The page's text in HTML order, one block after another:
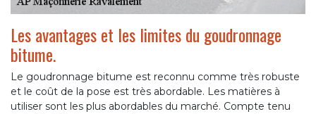
Les avantages et les limites du goudronnage
bitume.
Le goudronnage bitume est reconnu comme très robuste
et le coût de la pose est très abordable. Les matières à
utiliser sont les plus abordables du marché. Compte tenu